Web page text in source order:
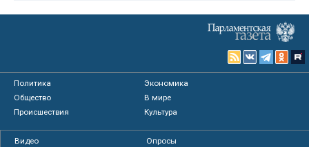
Политика
Экономика
Общество
В мире
Происшествия
Культура
Видео
Опросы